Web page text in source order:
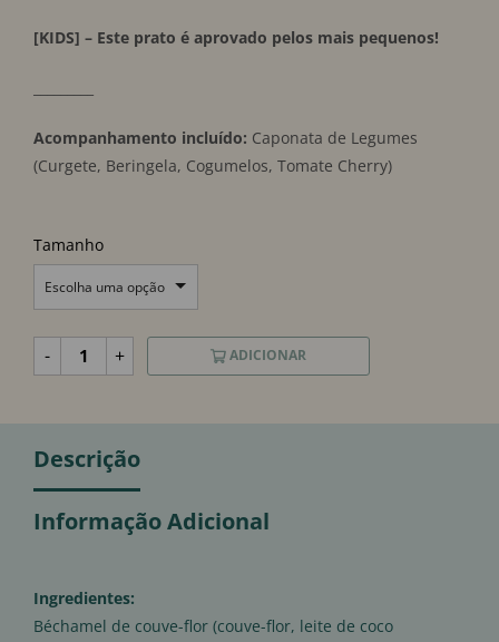
[KIDS] – Este prato é aprovado pelos mais pequenos!
Acompanhamento incluído: Caponata de Legumes
(Curgete, Beringela, Cogumelos, Tomate Cherry)
Tamanho
Escolha uma opção
- + ADICIONAR
Descrição
Informação Adicional
Ingredientes:
Béchamel de couve-flor (couve-flor, leite de coco